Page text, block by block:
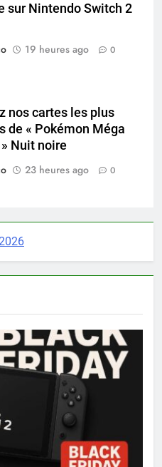
sur Nintendo Switch 2
19 heures ago 0
nos cartes les plus
de « Pokémon Méga
Nuit noire
23 heures ago 0